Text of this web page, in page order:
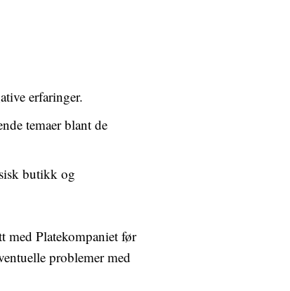
erfaringer.
temaer blant de
butikk og
med Platekompaniet før
problemer med